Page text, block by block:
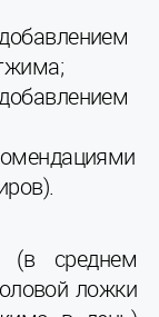
(в среднем
ложки